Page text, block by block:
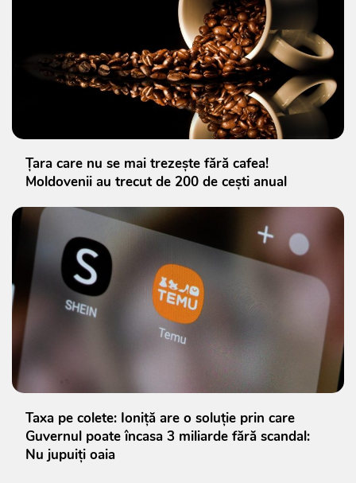
Țara care nu se mai trezește fără cafea!
Moldovenii au trecut de 200 de cești anual
Taxa pe colete: Ioniță are o soluție prin care
Guvernul poate încasa 3 miliarde fără scandal:
Nu jupuiți oaia